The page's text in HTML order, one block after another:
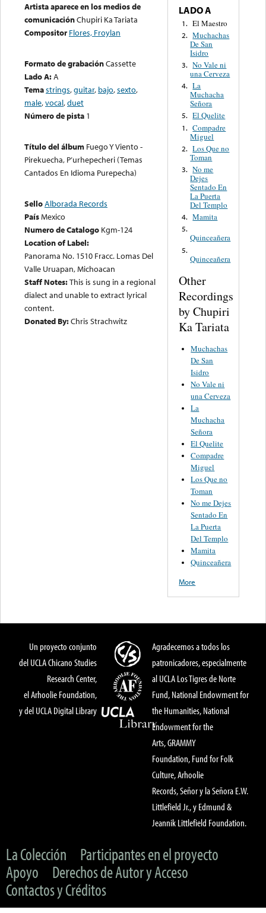
Artista aparece en los medios de
comunicaciónChupiri Ka Tariata
Compositor Flores, Froylan
Formato de grabaciónCassette
Lado A:A
Temastrings,guitar, bajo,sexto,
male,vocal,duet
Número de pista 1
Título del álbum Fuego Y Viento -
Pirekuecha, P’urhepecheri (Temas
Cantados En Idioma Purepecha)
SelloAlborada Records
PaísMexico
Numero de Catalogo Kgm-124
Location of Label:
Panorama No. 1510 Fracc. Lomas Del
Valle Uruapan, Michoacan
Staff Notes:This is sung in a regional
dialect and unable to extract lyrical
content.
Donated By:Chris Strachwitz
LADO A
1. El Maestro
2. Muchachas
De San
Isidro
3. No Vale ni
una Cerveza
4. La
Muchacha
Señora
5. El Quelite
1. Compadre
Miguel
2. Los Que no
Toman
3. No me
Dejes
Sentado En
La Puerta
Del Templo
4. Mamita
5.
Quinceañera
5.
Quinceañera
Other
Recordings
by Chupiri
Ka Tariata
Muchachas
De San
Isidro
No Vale ni
una Cerveza
La
Muchacha
Señora
El Quelite
Compadre
Miguel
Los Que no
Toman
No me Dejes
Sentado En
La Puerta
Del Templo
Mamita
Quinceañera
More
Un proyecto conjunto
del UCLA Chicano Studies
Research Center,
el Arhoolie Foundation,
y del UCLA Digital Library
Agradecemos a todos los
patronicadores, especialmente
al UCLA Los Tigres de Norte
Fund, National Endowment for
the Humanities, National
Endowment for the
Arts, GRAMMY
Foundation, Fund for Folk
Culture, Arhoolie
Records, Señor y la Señora E.W.
Littlefield Jr., y Edmund &
Jeannik Littlefield Foundation.
La Colección
Participantes en el proyecto
Apoyo
Derechos de Autor y Acceso
Contactos y Créditos